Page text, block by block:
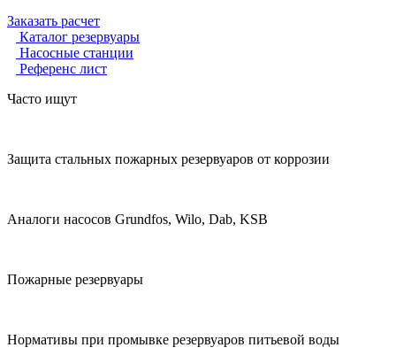
Заказать расчет
Каталог резервуары
Насосные станции
Референс лист
Часто ищут
Защита стальных пожарных резервуаров от коррозии
Аналоги насосов Grundfos, Wilo, Dab, KSB
Пожарные резервуары
Нормативы при промывке резервуаров питьевой воды